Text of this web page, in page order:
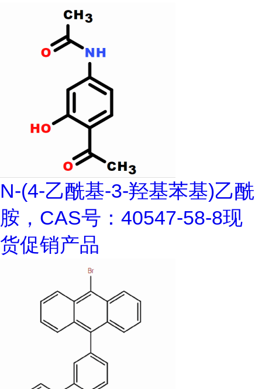
N-(4-乙酰基-3-羟基苯基)乙酰
胺，CAS号：40547-58-8现
货促销产品